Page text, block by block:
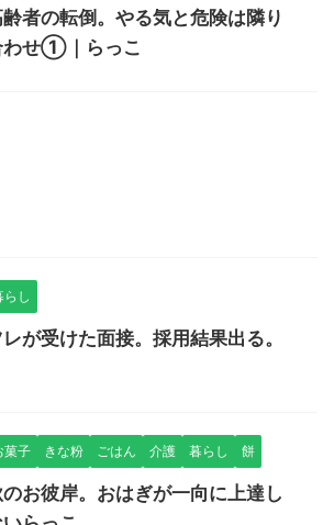
者の転倒。やる気と危険は隣り
わせ①｜らっこ
らし
が受けた面接。採用結果出る。
菓子 きな粉 ごはん 介護 暮らし 餅
お彼岸。おはぎが一向に上達し